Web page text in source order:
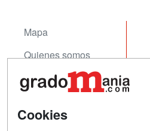
Mapa
Quienes somos
Tarifas publicidad
Acceso Centros
Cookies